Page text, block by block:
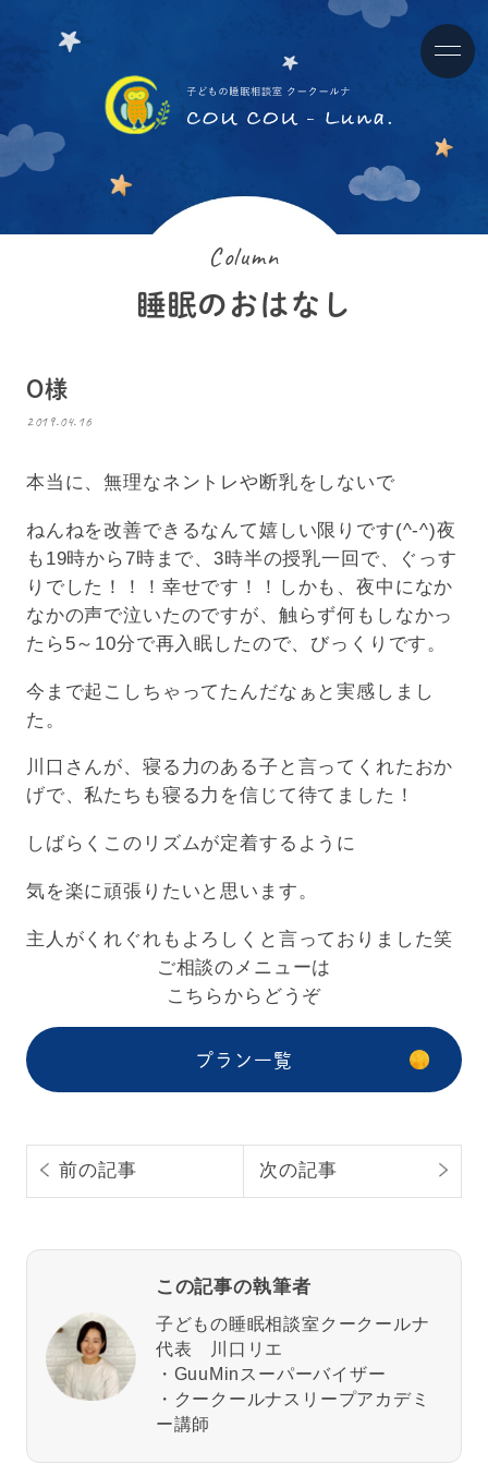
Column
睡眠のおはなし
O様
2019.04.16
本当に、無理なネントレや断乳をしないで
ねんねを改善できるなんて嬉しい限りです(^-^)夜
も19時から7時まで、3時半の授乳一回で、ぐっす
りでした！！！幸せです！！しかも、夜中になか
なかの声で泣いたのですが、触らず何もしなかっ
たら5～10分で再入眠したので、びっくりです。
今まで起こしちゃってたんだなぁと実感しまし
た。
川口さんが、寝る力のある子と言ってくれたおか
げで、私たちも寝る力を信じて待てました！
しばらくこのリズムが定着するように
気を楽に頑張りたいと思います。
主人がくれぐれもよろしくと言っておりました笑
ご相談のメニューは
こちらからどうぞ
プラン一覧
前の記事 次の記事
この記事の執筆者
子どもの睡眠相談室クークールナ
代表 川口リエ
・GuuMinスーパーバイザー
・クークールナスリープアカデミ
ー講師